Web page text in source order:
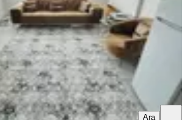
Hüseyin Ramazanoğlu
Ara